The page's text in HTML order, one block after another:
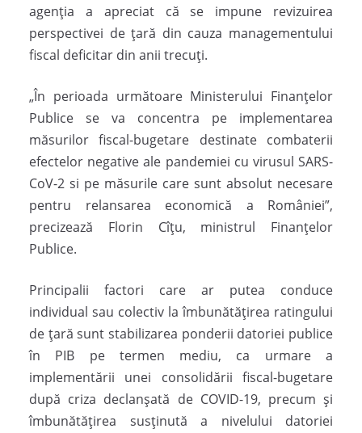
agenţia a apreciat că se impune revizuirea
perspectivei de ţară din cauza managementului
fiscal deficitar din anii trecuţi.
„În perioada următoare Ministerului Finanţelor
Publice se va concentra pe implementarea
măsurilor fiscal-bugetare destinate combaterii
efectelor negative ale pandemiei cu virusul SARS-
CoV-2 si pe măsurile care sunt absolut necesare
pentru relansarea economică a României”,
precizează Florin Cîţu, ministrul Finanţelor
Publice.
Principalii factori care ar putea conduce
individual sau colectiv la îmbunătăţirea ratingului
de ţară sunt stabilizarea ponderii datoriei publice
în PIB pe termen mediu, ca urmare a
implementării unei consolidării fiscal-bugetare
după criza declanşată de COVID-19, precum şi
îmbunătăţirea susţinută a nivelului datoriei